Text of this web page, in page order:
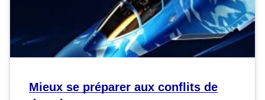
Mieux se préparer aux conflits de